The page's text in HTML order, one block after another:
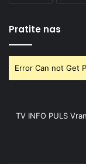
Pratite nas
Error Can not Get
TV INFO PULS